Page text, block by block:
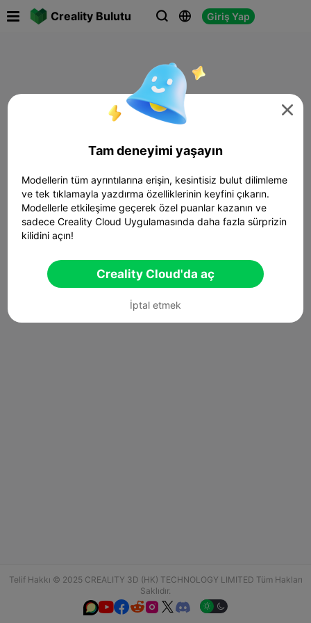
Creality Bulutu   Giriş Yap
Telif Hakkı © 2025 CREALITY 3D (HK) TECHNOLOGY LIMITED Tüm Hakları
Saklıdır.
  

Tam deneyimi yaşayın
Modellerin tüm ayrıntılarına erişin, kesintisiz bulut dilimleme
ve tek tıklamayla yazdırma özelliklerinin keyfini çıkarın.
Modellerle etkileşime geçerek özel puanlar kazanın ve
sadece Creality Cloud Uygulamasında daha fazla sürprizin
kilidini açın!
Creality Cloud'da aç
İptal etmek